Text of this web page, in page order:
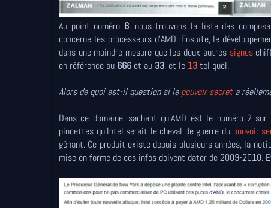
Au point numéro 6, nous trouvons la liste des
concerne les processeurs d'AMD. Ensuite, le
dans une moindre mesure que les deux autres signes
en référence au 666 et au 33, et le 13tel quel.
Alors de quoi est-il question si lepouvoir secreta
Dans ce domaine, sachant qu'AMD est le numéro 2
pincettes qu'Intel serait le cheval de guerre du pouvoir
gênant. Ce produit existe depuis plusieurs années, la
mise en forme de ces infos doivent dater de 2009-2010.